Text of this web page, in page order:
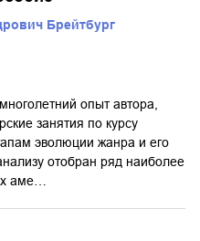
Брейтбург
опыт автора,
занятия по курсу
эволюции жанра и его
отобран ряд наиболее
аме…